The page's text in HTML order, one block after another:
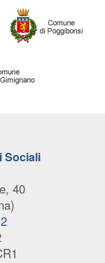
Sociali
40